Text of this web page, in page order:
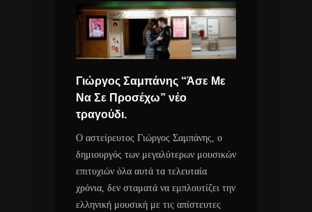
Γιώργος Σαμπάνης “Άσε Με
Να Σε Προσέχω” νέο
τραγούδι.
Ο αστείρευτος Γιώργος Σαμπάνης, ο
δημιουργός των μεγαλύτερων μουσικών
επιτυχιών όλα αυτά τα τελευταία
χρόνια, δεν σταματά να εμπλουτίζει την
ελληνική μουσική με τις απίστευτες